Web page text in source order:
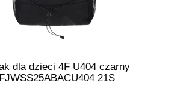
dla dzieci 4F U404 czarny
21S